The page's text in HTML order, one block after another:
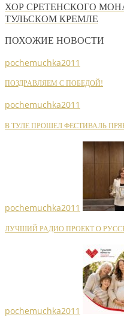
ХОР СРЕТЕНСКОГО
ТУЛЬСКОМ КРЕМЛЕ
ПОХОЖИЕ НОВОСТИ
pochemuchka2011
ПОЗДРАВЛЯЕМ С ПОБЕДОЙ!
pochemuchka2011
В ТУЛЕ ПРОШЕЛ ФЕСТИВАЛЬ
pochemuchka2011
ЛУЧШИЙ РАДИО ПРОЕКТ О
pochemuchka2011